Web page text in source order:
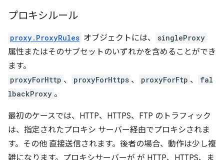
プロキシルール
proxy.ProxyRules オブジェクトには、 singleProxy
属性またはそのサブセットのいずれかを含めることができ
ます。
proxyForHttp 、 proxyForHttps 、 proxyForFtp 、
fal
lbackProxy 。
最初のケースでは、HTTP、HTTPS、FTP のトラフィック
は、指定されたプロキシ サーバー経由でプロキシされま
す。その他 直接送信されます。後者の場合、動作は少し複
雑になります。プロキシサーバーが が HTTP、HTTPS、ま